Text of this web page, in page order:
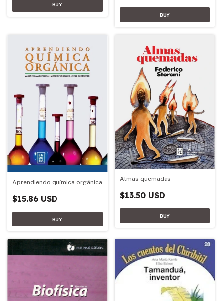
Aprendiendo química orgánica
$15.86 USD
Almas quemadas
$13.50 USD